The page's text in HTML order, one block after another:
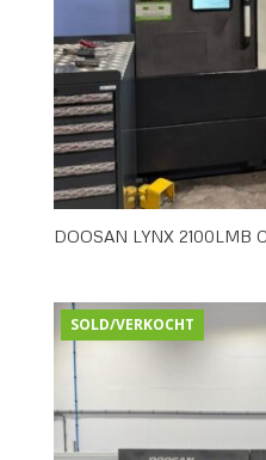
DOOSAN LYNX 2100LMB
SOLD/VERKOCHT